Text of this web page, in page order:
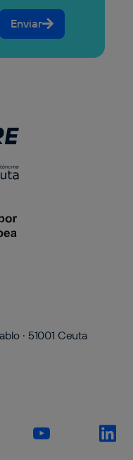
Enviar
· 51001 Ceuta